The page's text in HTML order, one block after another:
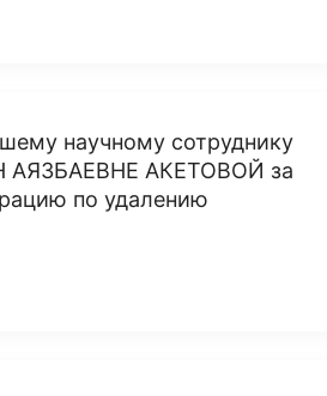
научному сотруднику
АЯЗБАЕВНЕ АКЕТОВОЙ за
по удалению